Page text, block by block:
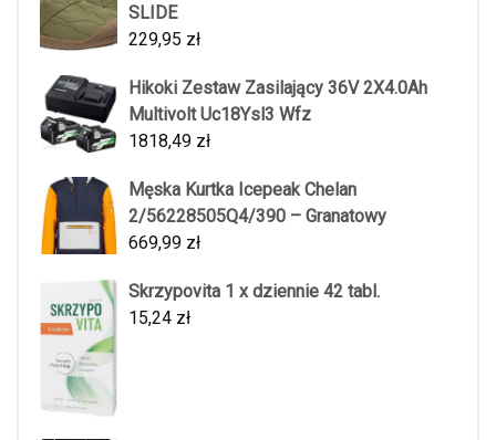
SLIDE
229,95 zł
Hikoki Zestaw Zasilający 36V 2X4.0Ah
Multivolt Uc18Ysl3 Wfz
1818,49 zł
Męska Kurtka Icepeak Chelan
2/56228505Q4/390 – Granatowy
669,99 zł
Skrzypovita 1 x dziennie 42 tabl.
15,24 zł